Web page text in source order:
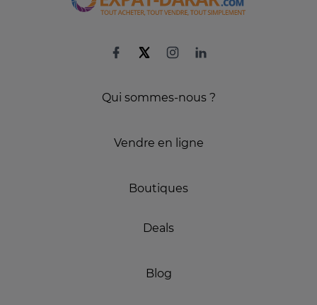
Qui sommes-nous ?
Vendre en ligne
Boutiques
Deals
Blog